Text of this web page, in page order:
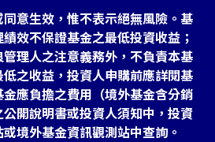
意生效，惟不表示絕無風險。基
效不保證基金之最低投資收益；
理人之注意義務外，不負責本基
之收益，投資人申購前應詳閱基
應負擔之費用（境外基金含分銷
開說明書或投資人須知中，投資
境外基金資訊觀測站中查詢。